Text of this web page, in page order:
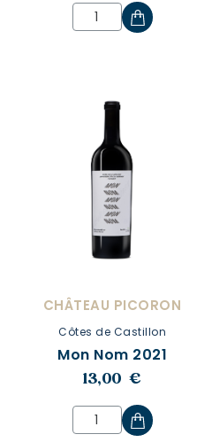
CHÂTEAU PICORON
Côtes de Castillon
Mon Nom 2021
13,00 €